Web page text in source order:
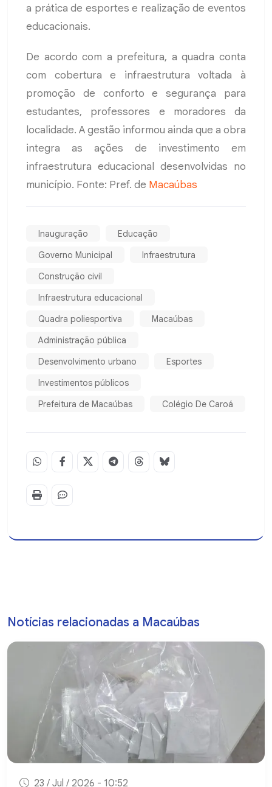
a prática de esportes e realização de eventos
educacionais.
De acordo com a prefeitura, a quadra conta
com cobertura e infraestrutura voltada à
promoção de conforto e segurança para
estudantes, professores e moradores da
localidade. A gestão informou ainda que a obra
integra as ações de investimento em
infraestrutura educacional desenvolvidas no
município. Fonte: Pref. de Macaúbas
Inauguração
Educação
Governo Municipal
Infraestrutura
Construção civil
Infraestrutura educacional
Quadra poliesportiva
Macaúbas
Administração pública
Desenvolvimento urbano
Esportes
Investimentos públicos
Prefeitura de Macaúbas
Colégio De Caroá
Notícias relacionadas a Macaúbas
23 / Jul / 2026 - 10:52